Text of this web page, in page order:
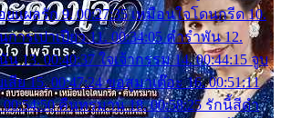
ยแผลรัก 9. 00:27:35 เหมือนใจโดนกรีด 10.
การเปาเปียว 11. 00:34:05 คำรำพัน 12.
น 13. 00:40:37 ใจเจ้ากรรม 14. 00:44:15 จูบ
ย 15. 00:47:24 ขอสูมาเต๊อะ 16. 00:51:11
คืนทรมาน 18. 00:58:25 รักนี้สีดำ